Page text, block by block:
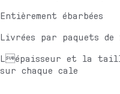
Entièrement ébarbées
Livrées par paquets de
Lépaisseur et la
sur chaque cale